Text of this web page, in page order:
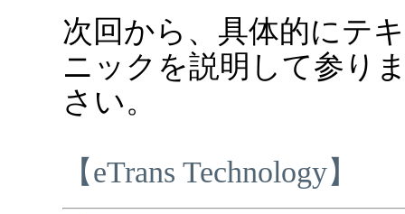
次回から、具体的にテ
ニックを説明して参り
さい。
【eTrans Technology】